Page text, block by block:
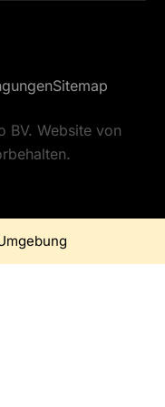
BV. Website von
Sitemap